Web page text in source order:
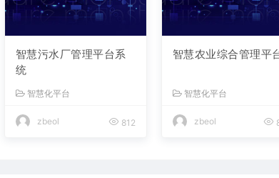
智慧污水厂管理平台系
统
智慧化平台
zbeol 812
智慧农业综合管理平
智慧化平台
zbeol